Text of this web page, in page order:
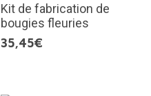
Kit de fabrication de
bougies fleuries
35,45€